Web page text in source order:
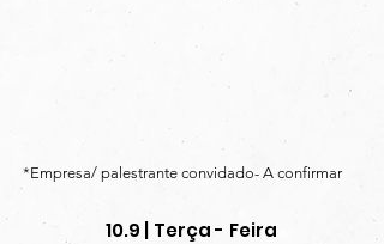
*Empresa/ palestrante convidado- A confirmar
10.9 | Terça - Feira